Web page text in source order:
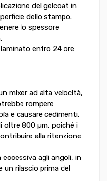
del gelcoat in
dello stampo.
lo spessore
entro 24 ore
mixer ad alta velocità,
rompere
e causare cedimenti.
oltre 800 µm, poiché i
alla ritenzione
agli angoli, in
un rilascio prima del